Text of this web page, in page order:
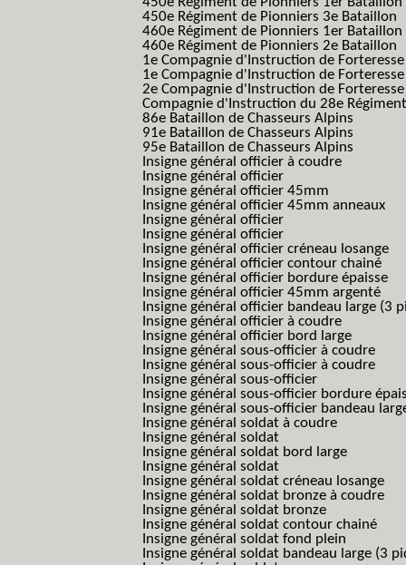
450e Régiment de Pionniers 3e Bataillon
460e Régiment de Pionniers 1er Bataillon
460e Régiment de Pionniers 2e Bataillon
1e Compagnie d'Instruction de
1e Compagnie d'Instruction de
2e Compagnie d'Instruction de
Compagnie d'Instruction du 28e
86e Bataillon de Chasseurs Alpins
91e Bataillon de Chasseurs Alpins
95e Bataillon de Chasseurs Alpins
Insigne général officier à coudre
Insigne général officier
Insigne général officier 45mm
Insigne général officier 45mm anneaux
Insigne général officier
Insigne général officier
Insigne général officier créneau losange
Insigne général officier contour chainé
Insigne général officier bordure épaisse
Insigne général officier 45mm argenté
Insigne général officier bandeau large (3
Insigne général officier à coudre
Insigne général officier bord large
Insigne général sous-officier à coudre
Insigne général sous-officier à coudre
Insigne général sous-officier
Insigne général sous-officier bordure
Insigne général sous-officier bandeau
Insigne général soldat à coudre
Insigne général soldat
Insigne général soldat bord large
Insigne général soldat
Insigne général soldat créneau losange
Insigne général soldat bronze à coudre
Insigne général soldat bronze
Insigne général soldat contour chainé
Insigne général soldat fond plein
Insigne général soldat bandeau large (3